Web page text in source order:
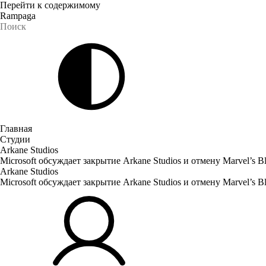
Перейти к содержимому
Rampaga
Главная
Студии
Arkane Studios
Microsoft обсуждает закрытие Arkane Studios и отмену Marvel’s
Arkane Studios
Microsoft обсуждает закрытие Arkane Studios и отмену Marvel’s